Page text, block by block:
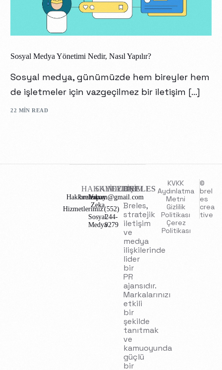
Sosyal Medya Yönetimi Nedir, Nasıl Yapılır?
Sosyal medya, günümüzde hem bireyler hem
de işletmeler için vazgeçilmez bir iletişim […]
22 MIN READ
BRELES
Breles,
stratejik
iletişim
ve
medya
ilişkilerinde
lider
bir
PR
ajansıdır.
Markalarınızı
etkili
bir
şekilde
tanıtmak
ve
kamuoyunda
güçlü
bir
HAKKIMIZDA
Hakkımızda
Hizmetlerimiz
SAYFALAR
Yapay
Zeka
Sosyal
Medya
İLETİŞİM
brelescom@gmail.com
(552)
244-
9279
©
brel
es
crea
tive
KVKK
Aydınlatma
Metni
Gizlilik
Politikası
Çerez
Politikası